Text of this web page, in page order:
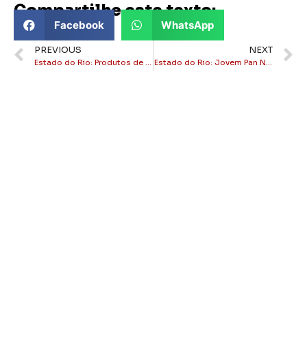
Compartilhe este texto:
Facebook WhatsApp
PREVIOUS
Estado do Rio: Produtos de Páscoa estão quase 17% mais caros, aponta PROCON-RJ
NEXT
Estado do Rio: Jovem Pan News prepara estreia no estado após articulação de Eduardo Cunha